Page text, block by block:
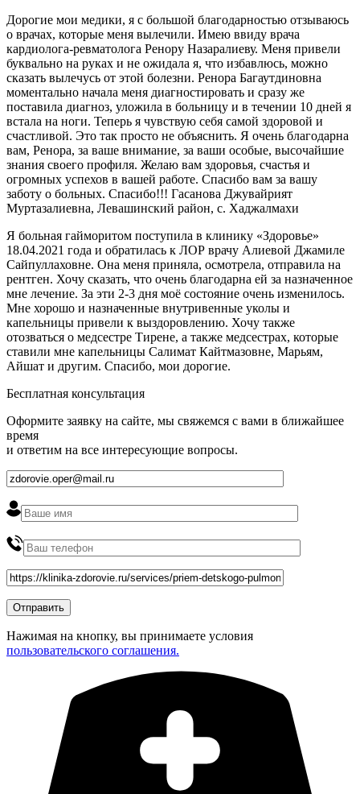
Дорогие мои медики, я с большой благодарностью отзываюсь
о врачах, которые меня вылечили. Имею ввиду врача
кардиолога-ревматолога Ренору Назаралиеву. Меня привели
буквально на руках и не ожидала я, что избавлюсь, можно
сказать вылечусь от этой болезни. Ренора Багаутдиновна
моментально начала меня диагностировать и сразу же
поставила диагноз, уложила в больницу и в течении 10 дней я
встала на ноги. Теперь я чувствую себя самой здоровой и
счастливой. Это так просто не объяснить. Я очень благодарна
вам, Ренора, за ваше внимание, за ваши особые, высочайшие
знания своего профиля. Желаю вам здоровья, счастья и
огромных успехов в вашей работе. Спасибо вам за вашу
заботу о больных. Спасибо!!! Гасанова Джувайрият
Муртазалиевна, Левашинский район, с. Хаджалмахи
Я больная гайморитом поступила в клинику «Здоровье»
18.04.2021 года и обратилась к ЛОР врачу Алиевой Джамиле
Сайпуллаховне. Она меня приняла, осмотрела, отправила на
рентген. Хочу сказать, что очень благодарна ей за назначенное
мне лечение. За эти 2-3 дня моё состояние очень изменилось.
Мне хорошо и назначенные внутривенные уколы и
капельницы привели к выздоровлению. Хочу также
отозваться о медсестре Тирене, а также медсестрах, которые
ставили мне капельницы Салимат Кайтмазовне, Марьям,
Айшат и другим. Спасибо, мои дорогие.
Бесплатная консультация
Оформите заявку на сайте, мы свяжемся с вами в ближайшее
время
и ответим на все интересующие вопросы.
Нажимая на кнопку, вы принимаете условия
пользовательского соглашения.